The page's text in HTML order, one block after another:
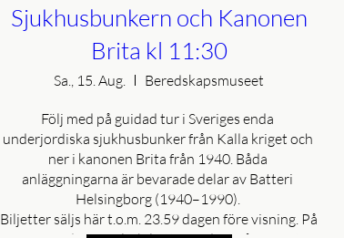
Sjukhusbunkern och Kanonen
Brita kl 11:30
Sa., 15. Aug. Beredskapsmuseet
Följ med på guidad tur i Sveriges enda
underjordiska sjukhusbunker från Kalla kriget och
ner i kanonen Brita från 1940. Båda
anläggningarna är bevarade delar av Batteri
Helsingborg (1940–1990).
Biljetter säljs här t.o.m. 23.59 dagen före visning. På